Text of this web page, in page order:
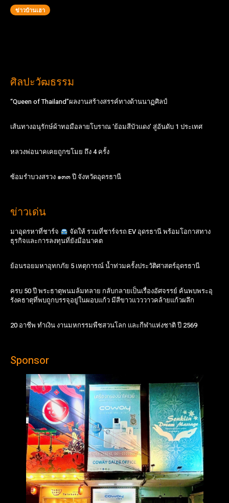
ข่าวบ้านเฮา
ศิลปะวัฒธรรม
“Queen of Thailand”ผลงานสร้างสรรค์ทางด้านนาฏศิลป์
เส้นทางอนุรักษ์ผ้าทอมือลายโบราณ ‘ย้อมสีบัวแดง’ สู่อันดับ 1 ประเทศ
หลวงพ่อนาคเคยถูกขโมย ถึง 4 ครั้ง
ซ้อมรำบวงสรวง ๑๓๓ ปี จังหวัดอุดรธานี
ข่าวเด่น
มาอุดรหาที่ชาร์จ
จัดให้ รวมที่ชาร์จรถ EV อุดรธานี พร้อมโอกาสทาง
ธุรกิจและการลงทุนที่ยังมีอนาคต
ย้อนรอยมหาอุทกภัย 5 เหตุการณ์ น้ำท่วมครั้งประวัติศาสตร์อุดรธานี
ครบ 50 ปี พระธาตุพนมล้มทลาย กลับกลายเป็นเรื่องอัศจรรย์ ค้นพบพระอุ
รังคธาตุที่พบถูกบรรจุอยู่ในผอบแก้ว มีสีขาวแวววาวคล้ายแก้วผลึก
20 อาชีพ ทำเงิน งานมหกรรมพืชสวนโลก และกีฬาแห่งชาติ ปี 2569
Sponsor